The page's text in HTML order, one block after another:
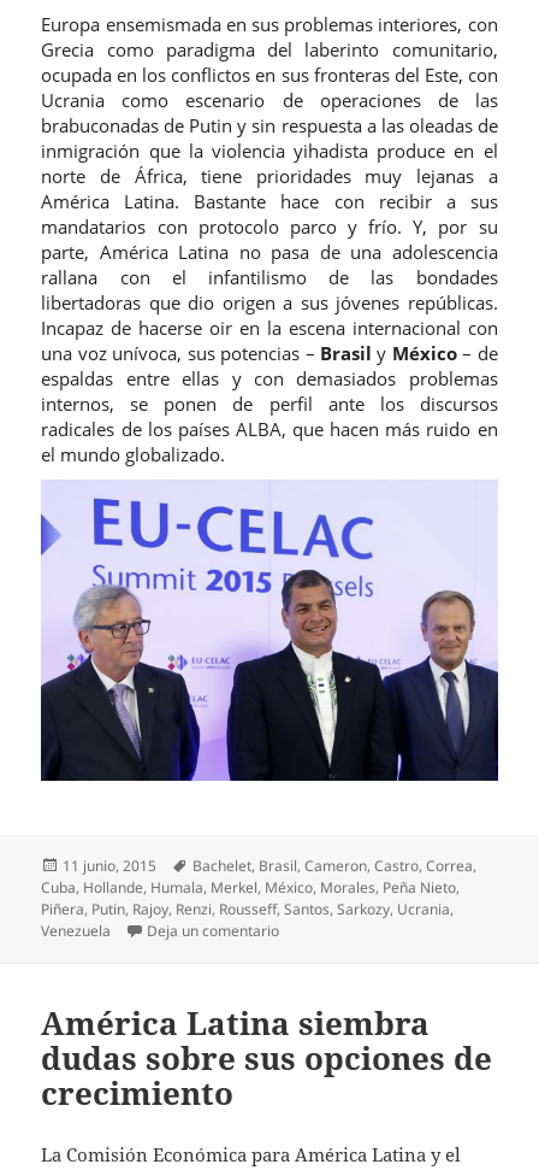
Europa ensemismada en sus problemas interiores, con
Grecia como paradigma del laberinto comunitario,
ocupada en los conflictos en sus fronteras del Este, con
Ucrania como escenario de operaciones de las
brabuconadas de Putin y sin respuesta a las oleadas de
inmigración que la violencia yihadista produce en el
norte de África, tiene prioridades muy lejanas a
América Latina. Bastante hace con recibir a sus
mandatarios con protocolo parco y frío. Y, por su
parte, América Latina no pasa de una adolescencia
rallana con el infantilismo de las bondades
libertadoras que dio origen a sus jóvenes repúblicas.
Incapaz de hacerse oir en la escena internacional con
una voz unívoca, sus potencias – Brasil y México– de
espaldas entre ellas y con demasiados problemas
internos, se ponen de perfil ante los discursos
radicales de los países ALBA, que hacen más ruido en
el mundo globalizado.
Publicado
el
11 junio, 2015 Etiquetas
Bachelet, Brasil,Cameron,Castro,Correa,
Cuba, Hollande, Humala, Merkel, México, Morales, Peña Nieto,
Piñera, Putin, Rajoy, Renzi, Rousseff,Santos,Sarkozy, Ucrania,
Venezuela
Deja un comentarioen II Cumbre UE-CELAC: Bruselas,
América Latina siembra
dudas sobre sus opciones de
crecimiento
La Comisión Económica para América Latina y el